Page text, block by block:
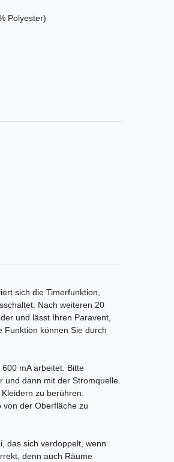
Polyester)
sich die Timerfunktion,
Nach weiteren 20
und lässt Ihren Paravent,
Funktion können Sie durch
mA arbeitet. Bitte
und dann mit der Stromquelle.
zu berühren.
von der Oberfläche zu
das sich verdoppelt, wenn
denn auch Räume